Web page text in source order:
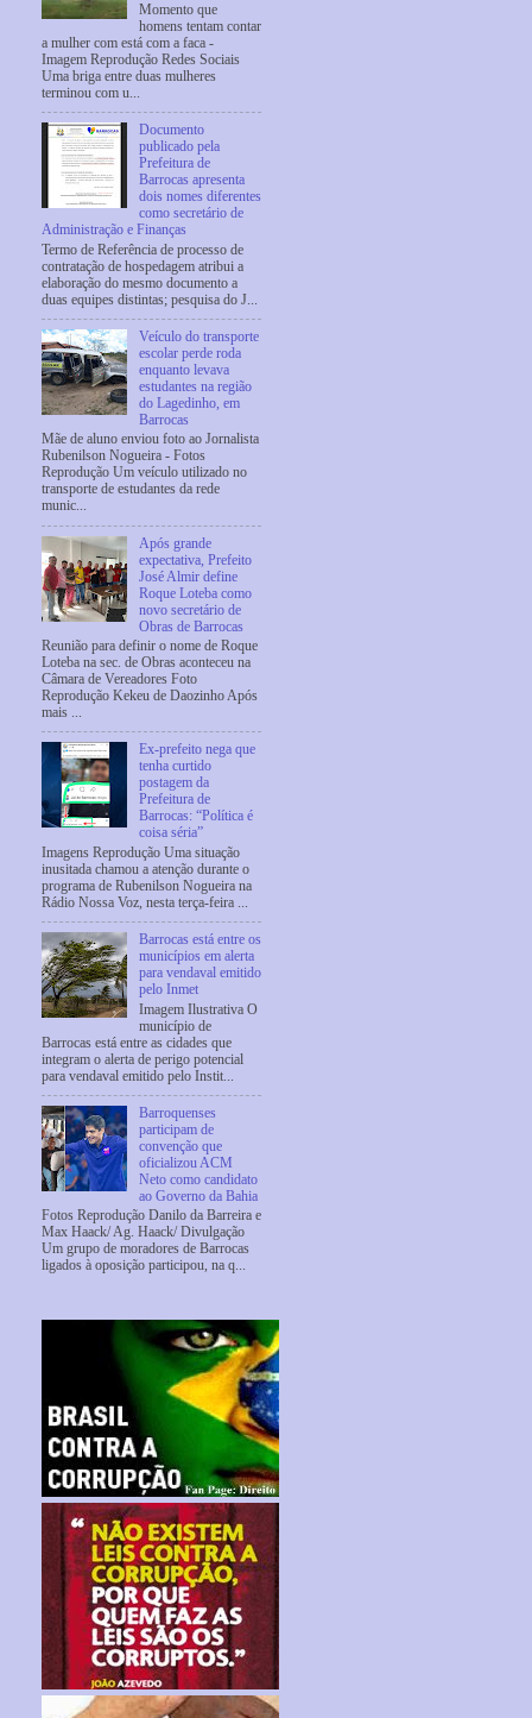
Momento que
homens tentam contar
a mulher com está com a faca -
Imagem Reprodução Redes Sociais
Uma briga entre duas mulheres
terminou com u...
Documento
publicado pela
Prefeitura de
Barrocas apresenta
dois nomes diferentes
como secretário de
Administração e Finanças
Termo de Referência de processo de
contratação de hospedagem atribui a
elaboração do mesmo documento a
duas equipes distintas; pesquisa do J...
Veículo do transporte
escolar perde roda
enquanto levava
estudantes na região
do Lagedinho, em
Barrocas
Mãe de aluno enviou foto ao Jornalista
Rubenilson Nogueira - Fotos
Reprodução Um veículo utilizado no
transporte de estudantes da rede
munic...
Após grande
expectativa, Prefeito
José Almir define
Roque Loteba como
novo secretário de
Obras de Barrocas
Reunião para definir o nome de Roque
Loteba na sec. de Obras aconteceu na
Câmara de Vereadores Foto
Reprodução Kekeu de Daozinho Após
mais ...
Ex-prefeito nega que
tenha curtido
postagem da
Prefeitura de
Barrocas: “Política é
coisa séria”
Imagens Reprodução Uma situação
inusitada chamou a atenção durante o
programa de Rubenilson Nogueira na
Rádio Nossa Voz, nesta terça-feira ...
Barrocas está entre os
municípios em alerta
para vendaval emitido
pelo Inmet
Imagem Ilustrativa O
município de
Barrocas está entre as cidades que
integram o alerta de perigo potencial
para vendaval emitido pelo Instit...
Barroquenses
participam de
convenção que
oficializou ACM
Neto como candidato
ao Governo da Bahia
Fotos Reprodução Danilo da Barreira e
Max Haack/ Ag. Haack/ Divulgação
Um grupo de moradores de Barrocas
ligados à oposição participou, na q...